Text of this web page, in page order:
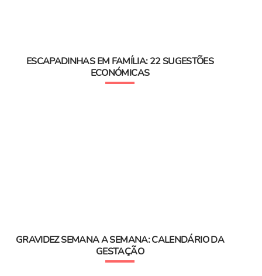
ESCAPADINHAS EM FAMÍLIA: 22 SUGESTÕES
ECONÓMICAS
GRAVIDEZ SEMANA A SEMANA: CALENDÁRIO DA
GESTAÇÃO